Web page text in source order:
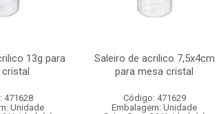
13g para
471628
Unidade
Saleiro de acrilico 7,5x4cm
para mesa cristal
Código: 471629
Embalagem: Unidade